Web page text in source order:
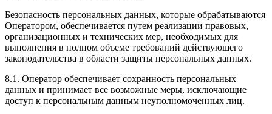
Безопасность персональных данных, которые обрабатываются
Оператором, обеспечивается путем реализации правовых,
организационных и технических мер, необходимых для
выполнения в полном объеме требований действующего
законодательства в области защиты персональных данных.
8.1. Оператор обеспечивает сохранность персональных
данных и принимает все возможные меры, исключающие
доступ к персональным данным неуполномоченных лиц.